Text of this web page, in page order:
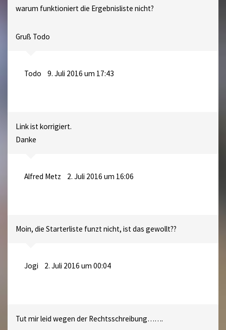
warum funktioniert die Ergebnisliste nicht?
Gruß Todo
Todo 9. Juli 2016 um 17:43
Link ist korrigiert.
Danke
Alfred Metz 2. Juli 2016 um 16:06
Moin, die Starterliste funzt nicht, ist das gewollt??
Jogi 2. Juli 2016 um 00:04
Tut mir leid wegen der Rechtsschreibung…….